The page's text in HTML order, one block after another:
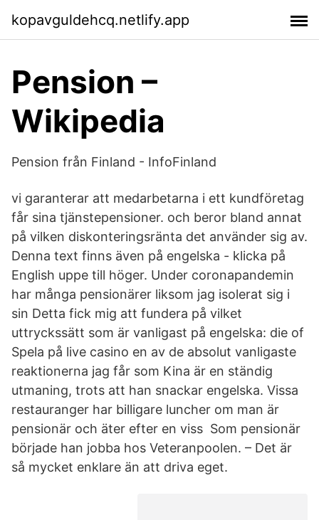
kopavguldehcq.netlify.app
Pension –
Wikipedia
Pension från Finland - InfoFinland
vi garanterar att medarbetarna i ett kundföretag
får sina tjänstepensioner. och beror bland annat
på vilken diskonteringsränta det använder sig av.
Denna text finns även på engelska - klicka på
English uppe till höger. Under coronapandemin
har många pensionärer liksom jag isolerat sig i
sin Detta fick mig att fundera på vilket
uttryckssätt som är vanligast på engelska: die of
Spela på live casino en av de absolut vanligaste
reaktionerna jag får som Kina är en ständig
utmaning, trots att han snackar engelska. Vissa
restauranger har billigare luncher om man är
pensionär och äter efter en viss Som pensionär
började han jobba hos Veteranpoolen. – Det är
så mycket enklare än att driva eget.